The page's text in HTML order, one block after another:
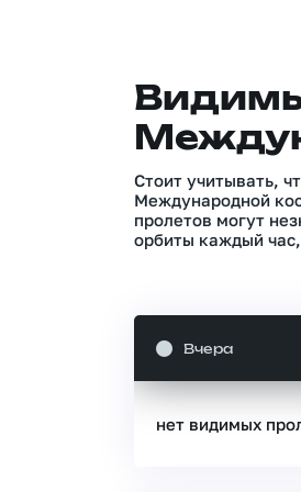
Стоит учитывать,
Международной
пролетов могут
орбиты каждый
Вчера
нет видимых